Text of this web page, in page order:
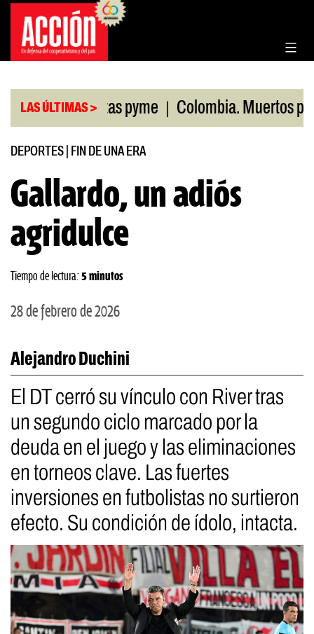
Saltar
contenido
LAS ÚLTIMAS >
minoristas pyme | Colombia. Muertos por
DEPORTES FIN DE UNA ERA
Gallardo, un adiós
agridulce
Tiempo de lectura: 5 minutos
28 de febrero de 2026
Alejandro Duchini
El DT cerró su vínculo con River tras
un segundo ciclo marcado por la
deuda en el juego y las eliminaciones
en torneos clave. Las fuertes
inversiones en futbolistas no surtieron
efecto. Su condición de ídolo, intacta.